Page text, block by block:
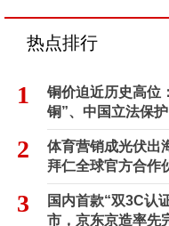
热点排行
1
铜价迫近历史高位
铜”、中国立法保护
2
体育营销成光伏出
拜仁全球官方合作
3
国内首款“双3C认
市，京东京造率先